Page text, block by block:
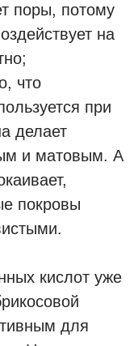
поры, потому
на
что
при
делает
и матовым. А
покровы
кислот уже
для